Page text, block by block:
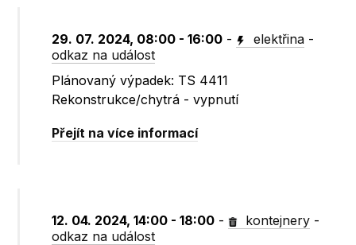
29. 07. 2024, 08:00 - 16:00 - elektřina -
odkaz na událost
Plánovaný výpadek: TS 4411
Rekonstrukce/chytrá - vypnutí
Přejít na více informací
12. 04. 2024, 14:00 - 18:00 - kontejnery -
odkaz na událost